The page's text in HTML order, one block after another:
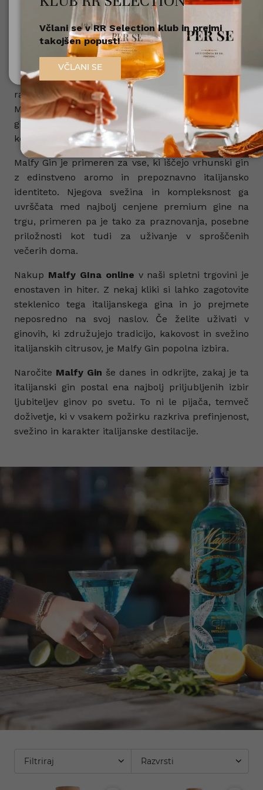
Posebnost Malfy Gin je v uporabi naravnih
botaničnih sestavin, ki vključujejo limone iz
Sorrenta, grenivke in korenine angelike, kar
ustvarja harmonično kombinacijo svežine, citrusnih
tonov in začimbne globine. Malfy je na voljo v več
različicah, med katerimi izstopata Malfy Original in
Malfy Con Limone, ki se odlično podata v klasične
gin-tonic koktajle ali pa kot osnova za inovativne
koktajle z italijanskim pridihom.
Malfy Gin je primeren za vse, ki iščejo vrhunski gin
z edinstveno aromo in prepoznavno italijansko
identiteto. Njegova svežina in kompleksnost ga
uvrščata med najbolj cenjene premium gine na
trgu, primeren pa je tako za praznovanja, posebne
priložnosti kot tudi za uživanje v sproščenih
večerih doma.
Nakup Malfy GIna online v naši spletni trgovini je
enostaven in hiter. Z nekaj kliki si lahko zagotovite
steklenico tega italijanskega gina in jo prejmete
neposredno na svoj naslov. Če želite uživati v
ginovih, ki združujejo tradicijo, kakovost in svežino
italijanskih citrusov, je Malfy Gin popolna izbira.
Naročite Malfy Gin še danes in odkrijte, zakaj je ta
italijanski gin postal ena najbolj priljubljenih izbir
ljubiteljev ginov po svetu. To ni le pijača, temveč
doživetje, ki v vsakem požirku razkriva prefinjenost,
svežino in karakter italijanske destilacije.
Filtriraj Razvrsti
Nisem polnoleten
Sem polnoleten (18+)
Včlani se v RR Selection klub in prejmi
takojšen popust!
VČLANI SE